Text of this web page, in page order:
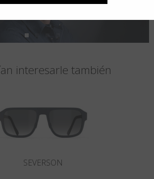
interesarle también
SEVERSON